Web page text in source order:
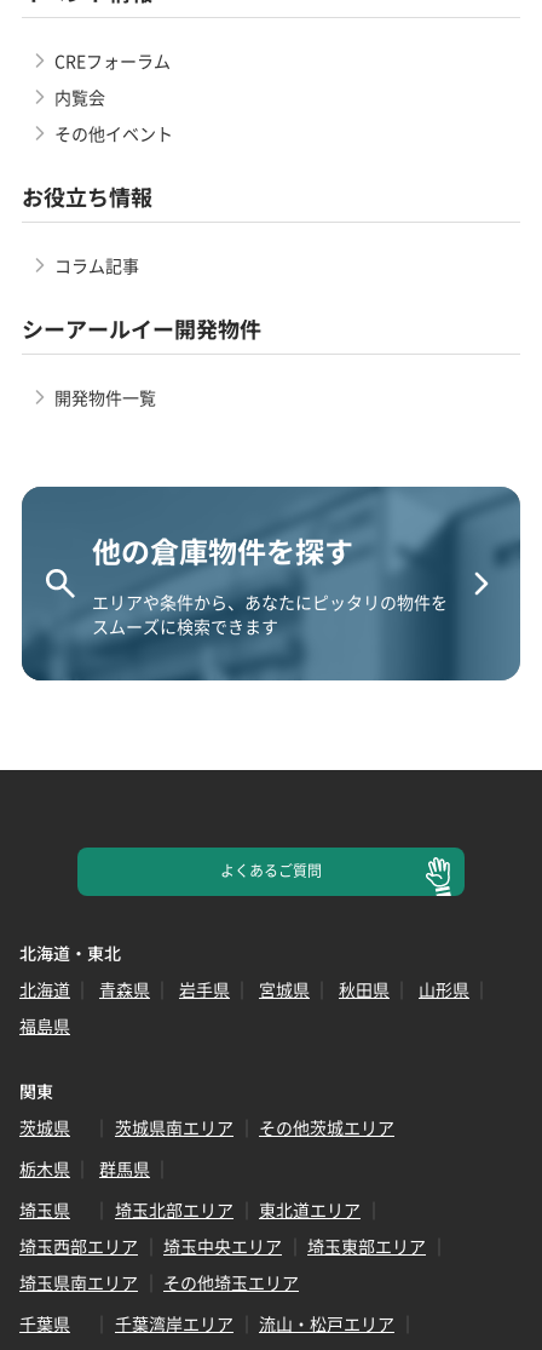
CREフォーラム
内覧会
その他イベント
お役立ち情報
コラム記事
シーアールイー開発物件
開発物件一覧
他の倉庫物件を探す
エリアや条件から、あなたにピッタリの物件を
スムーズに検索できます
よくあるご質問
北海道・東北
北海道
青森県 岩手県 宮城県 秋田県
山形県
福島県
関東
茨城県
茨城県南エリア
その他茨城エリア
栃木県
群馬県
埼玉県
埼玉北部エリア
東北道エリア
埼玉西部エリア
埼玉中央エリア
埼玉東部エリア
埼玉県南エリア
その他埼玉エリア
千葉県
千葉湾岸エリア
流山・松戸エリア